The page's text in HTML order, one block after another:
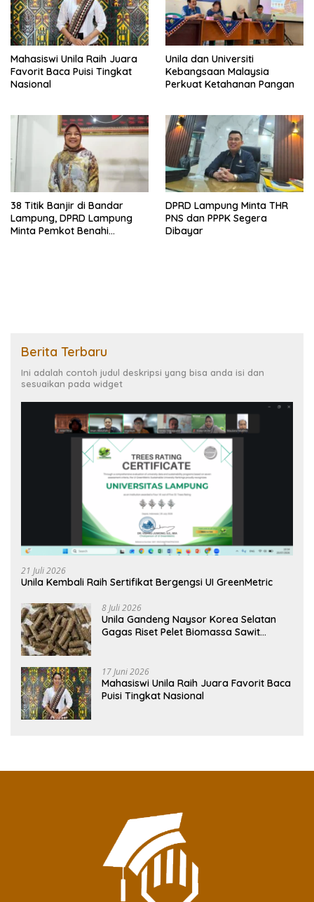
Mahasiswi Unila Raih Juara
Favorit Baca Puisi Tingkat
Nasional
Unila dan Universiti
Kebangsaan Malaysia
Perkuat Ketahanan Pangan
38 Titik Banjir di Bandar
Lampung, DPRD Lampung
Minta Pemkot Benahi
DPRD Lampung Minta THR
PNS dan PPPK Segera
Dibayar
Berita Terbaru
Ini adalah contoh judul deskripsi yang bisa anda isi dan
sesuaikan pada widget
21 Juli 2026
Unila Kembali Raih Sertifikat Bergengsi UI GreenMetric
8 Juli 2026
Unila Gandeng Naysor Korea Selatan
Gagas Riset Pelet Biomassa Sawit
17 Juni 2026
Mahasiswi Unila Raih Juara Favorit Baca
Puisi Tingkat Nasional